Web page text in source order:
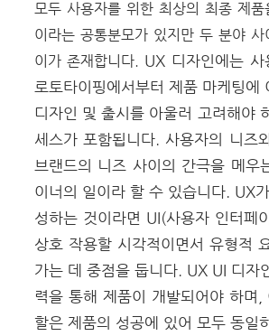
모두 사용자를 위한 최상의 최종 제
이라는 공통분모가 있지만 두 분야
이가 존재합니다. UX 디자인에는
로토타이핑에서부터 제품 마케팅에
디자인 및 출시를 아울러 고려해야
세스가 포함됩니다. 사용자의 니즈
브랜드의 니즈 사이의 간극을 메우
이너의 일이라 할 수 있습니다. UX
성하는 것이라면 UI(사용자 인터페
상호 작용할 시각적이면서 유형적
가는 데 중점을 둡니다. UX UI 디자
력을 통해 제품이 개발되어야 하며,
할은 제품의 성공에 있어 모두 동일